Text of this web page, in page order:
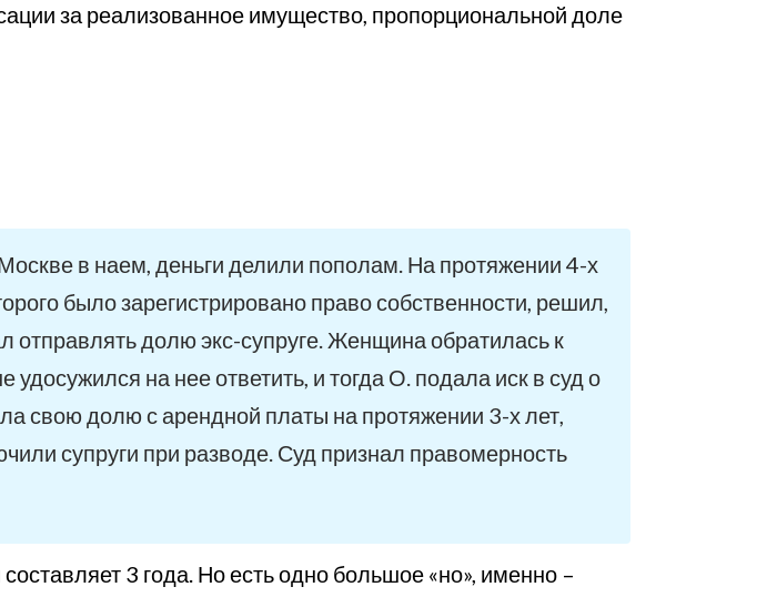
за реализованное имущество, пропорциональной доле
в наем, деньги делили пополам. На протяжении 4-х
было зарегистрировано право собственности, решил,
отправлять долю экс-супруге. Женщина обратилась к
на нее ответить, и тогда О. подала иск в суд о
свою долю с арендной платы на протяжении 3-х лет,
супруги при разводе. Суд признал правомерность
3 года. Но есть одно большое «но», именно –